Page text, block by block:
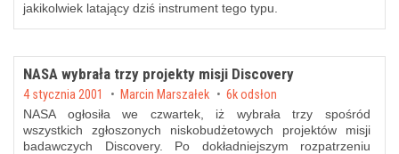
jakikolwiek latający dziś instrument tego typu.
NASA wybrała trzy projekty misji Discovery
Posted on
4 stycznia 2001 by Marcin Marszałek 6k odsłon
NASA ogłosiła we czwartek, iż wybrała trzy spośród
wszystkich zgłoszonych niskobudżetowych projektów misji
badawczych Discovery. Po dokładniejszym rozpatrzeniu